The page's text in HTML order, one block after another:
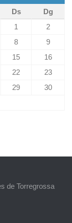
Ds
Dg
1
2
8
9
15
16
22
23
29
30
de Torregrossa